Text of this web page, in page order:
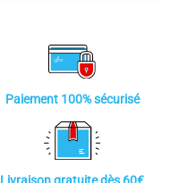
Paiement 100% sécurisé
Livraison gratuite dès 60€